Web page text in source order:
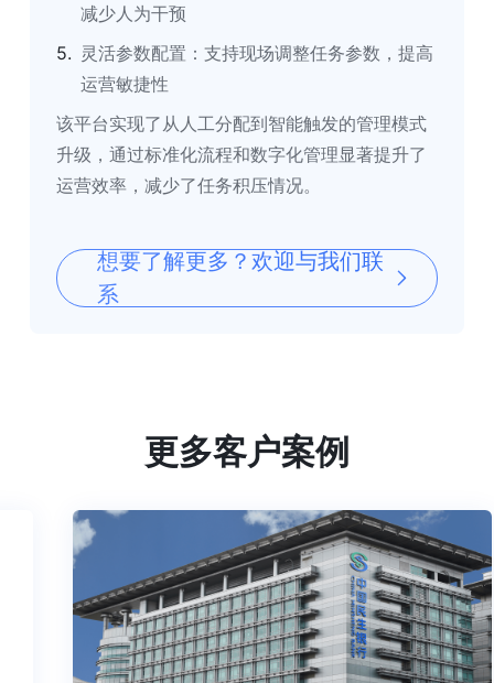
减少人为干预
灵活参数配置：支持现场调整任务参数，提高
运营敏捷性
该平台实现了从人工分配到智能触发的管理模式
升级，通过标准化流程和数字化管理显著提升了
运营效率，减少了任务积压情况。
想要了解更多？欢迎与我们联
系
更多客户案例